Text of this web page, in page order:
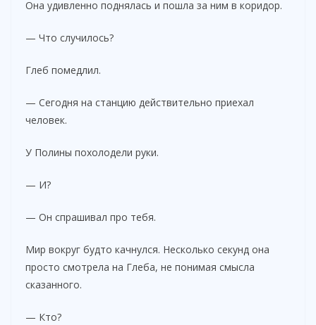
Она удивленно поднялась и пошла за ним в коридор.
— Что случилось?
Глеб помедлил.
— Сегодня на станцию действительно приехал
человек.
У Полины похолодели руки.
— И?
— Он спрашивал про тебя.
Мир вокруг будто качнулся. Несколько секунд она
просто смотрела на Глеба, не понимая смысла
сказанного.
— Кто?